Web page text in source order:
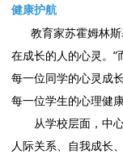
健康护航
教育家苏霍姆林斯
在成长的人的心灵。
每一位同学的心灵成
每一位学生的心理健康
从学校层面，中心
人际关系、自我成长